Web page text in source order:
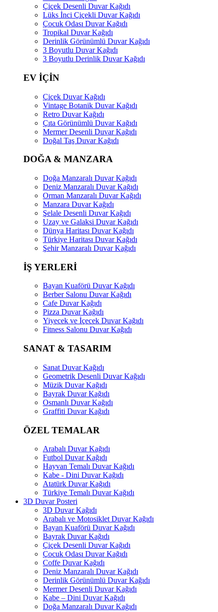
Çiçek Desenli Duvar Kağıdı
Lüks İnci Çiçekli Duvar Kağıdı
Çocuk Odası Duvar Kağıdı
Tropikal Duvar Kağıdı
Derinlik Görünümlü Duvar Kağıdı
3 Boyutlu Duvar Kağıdı
3 Boyutlu Derinlik Duvar Kağıdı
EV İÇİN
Çiçek Duvar Kağıdı
Vintage Botanik Duvar Kağıdı
Retro Duvar Kağıdı
Çıta Görünümlü Duvar Kağıdı
Mermer Desenli Duvar Kağıdı
Doğal Taş Duvar Kağıdı
DOĞA & MANZARA
Doğa Manzaralı Duvar Kağıdı
Deniz Manzaralı Duvar Kağıdı
Orman Manzaralı Duvar Kağıdı
Manzara Duvar Kağıdı
Şelale Desenli Duvar Kağıdı
Uzay ve Galaksi Duvar Kağıdı
Dünya Haritası Duvar Kağıdı
Türkiye Haritası Duvar Kağıdı
Şehir Manzaralı Duvar Kağıdı
İŞ YERLERİ
Bayan Kuaförü Duvar Kağıdı
Berber Salonu Duvar Kağıdı
Cafe Duvar Kağıdı
Pizza Duvar Kağıdı
Yiyecek ve İçecek Duvar Kağıdı
Fitness Salonu Duvar Kağıdı
SANAT & TASARIM
Sanat Duvar Kağıdı
Geometrik Desenli Duvar Kağıdı
Müzik Duvar Kağıdı
Bayrak Duvar Kağıdı
Osmanlı Duvar Kağıdı
Graffiti Duvar Kağıdı
ÖZEL TEMALAR
Arabalı Duvar Kağıdı
Futbol Duvar Kağıdı
Hayvan Temalı Duvar Kağıdı
Kabe - Dini Duvar Kağıdı
Atatürk Duvar Kağıdı
Türkiye Temalı Duvar Kağıdı
3D Duvar Posteri
3D Duvar Kağıdı
Arabalı ve Motosiklet Duvar Kağıdı
Bayan Kuaförü Duvar Kağıdı
Bayrak Duvar Kağıdı
Çiçek Desenli Duvar Kağıdı
Çocuk Odası Duvar Kağıdı
Coffe Duvar Kağıdı
Deniz Manzaralı Duvar Kağıdı
Derinlik Görünümlü Duvar Kağıdı
Mermer Desenli Duvar Kağıdı
Kabe – Dini Duvar Kağıdı
Doğa Manzaralı Duvar Kağıdı